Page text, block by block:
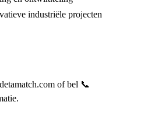
industriële projecten
of bel 📞